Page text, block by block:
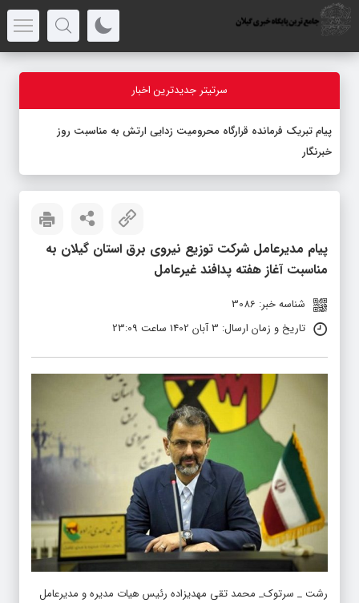
سرتیتر جدیدترین اخبار
پیام تبریک فرمانده قرارگاه محرومیت‌ زدایی ارتش به مناسبت روز
خبرنگار
پیام مدیرعامل شرکت توزیع نیروی برق استان گیلان به
مناسبت آغاز هفته پدافند غیرعامل
شناسه خبر: 3086
تاریخ و زمان ارسال: 3 آبان 1402 ساعت 23:09
رشت _ سرتوک_ محمد تقی مهدیزاده رئیس هیات مدیره و مدیرعامل